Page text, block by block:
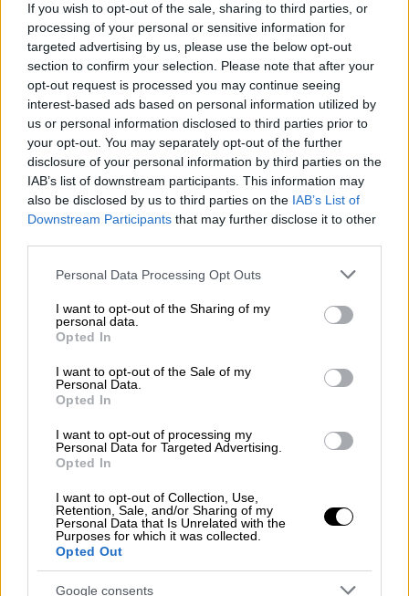
If you wish to opt-out of the sale, sharing to third parties, or
processing of your personal or sensitive information for
targeted advertising by us, please use the below opt-out
section to confirm your selection. Please note that after your
opt-out request is processed you may continue seeing
interest-based ads based on personal information utilized by
us or personal information disclosed to third parties prior to
your opt-out. You may separately opt-out of the further
disclosure of your personal information by third parties on the
IAB’s list of downstream participants. This information may
also be disclosed by us to third parties on the IAB’s List of
Downstream Participants that may further disclose it to other
Please note that this website/app uses one or more Google
not limited to your visit or usage behaviour. You may click to
grant or deny consent to Google and its third-party tags to
use your data for below specified purposes in below Google
consent section.
Personal Data Processing Opt Outs
I want to opt-out of the Sharing of my
personal data.
Opted In
I want to opt-out of the Sale of my
Personal Data.
Opted In
I want to opt-out of processing my
Personal Data for Targeted Advertising.
Opted In
I want to opt-out of Collection, Use,
Retention, Sale, and/or Sharing of my
Personal Data that Is Unrelated with the
Purposes for which it was collected.
Opted Out
Google consents
Αθλητισμός|13.09.2025 11:13
«Οθωμανική σφαλιάρα»: Η Τουρκία
αποθεώνει τη νίκη επί της Ελλάδας -
Το τηλεφώνημα του Ερντογάν στον
Αταμάν
Αθλητισμός|13.09.2025 15:55
Οργή της ΕΟΚ για την προκλητική
ανάρτηση των Τούρκων - Ζήτησαν
συγγνώμη και την κατέβασαν
Ο χάλκινος Ολυμπιονίκης του Παρισιού με
μόλις δύο άλματα έκλεισε θέση για τον
τελικό του αγωνίσματος δείχνοντας για
πολλοστή φορά ότι έχει αλλάξει status. Ο
και μπήκε στον αγώνα απ' τα 5,55μ, που
ξεπέρασε με μεγάλη άνεση. Στη συνέχεια
άφησε τα 5,70μ και συνέχισε στα 5,75μ, όπου
με ένα εντυπωσιακά άλμα ξεπέρασε τον
πήχη. Ο Έλληνας πρωταθλητής δεν
χρειάστηκε να κάνει άλλη προσπάθεια καθώς
το 5,75μ. ήταν αρκετό για να του δώσει μια